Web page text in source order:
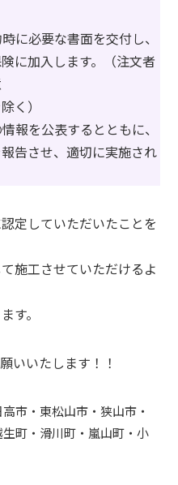
に必要な書面を交付し、
に加入します。（注文者
く）
報を公表するとともに、
告させ、適切に実施され
定していただいたことを
施工させていただけるよ
す。
いいたします！！
市・東松山市・狭山市・
町・滑川町・嵐山町・小